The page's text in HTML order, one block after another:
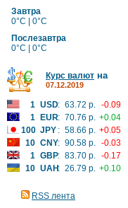
Завтра
0°C | 0°C
Послезавтра
0°C | 0°C
Курс валют на
07.12.2019
1 USD: 63.72 р. -0.09
1
EUR: 70.76 р. +0.04
100 JPY : 58.66 р. +0.05
10 CNY: 90.58 р. -0.03
1 GBP: 83.70 р. -0.17
10 UAH: 26.79 р. +0.10
RSS лента